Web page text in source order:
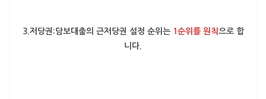
3.저당권:담보대출의 근저당권 설정 순위는1순위를 원칙으로 합
니다.